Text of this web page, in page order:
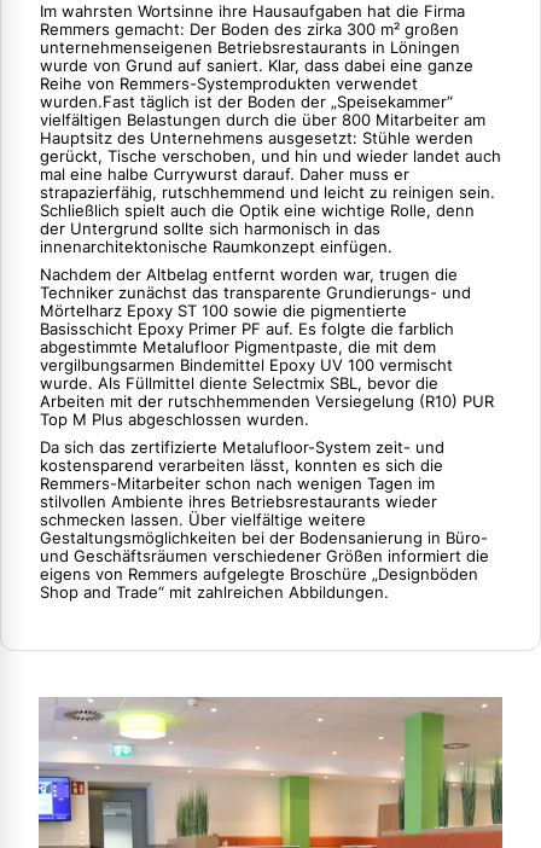
Im wahrsten Wortsinne ihre Hausaufgaben hat die Firma
Remmers gemacht: Der Boden des zirka 300 m² großen
unternehmenseigenen Betriebsrestaurants in Löningen
wurde von Grund auf saniert. Klar, dass dabei eine ganze
Reihe von Remmers-Systemprodukten verwendet
wurden.Fast täglich ist der Boden der „Speisekammer“
vielfältigen Belastungen durch die über 800 Mitarbeiter am
Hauptsitz des Unternehmens ausgesetzt: Stühle werden
gerückt, Tische verschoben, und hin und wieder landet auch
mal eine halbe Currywurst darauf. Daher muss er
strapazierfähig, rutschhemmend und leicht zu reinigen sein.
Schließlich spielt auch die Optik eine wichtige Rolle, denn
der Untergrund sollte sich harmonisch in das
innenarchitektonische Raumkonzept einfügen.
Nachdem der Altbelag entfernt worden war, trugen die
Techniker zunächst das transparente Grundierungs- und
Mörtelharz Epoxy ST 100 sowie die pigmentierte
Basisschicht Epoxy Primer PF auf. Es folgte die farblich
abgestimmte Metalufloor Pigmentpaste, die mit dem
vergilbungsarmen Bindemittel Epoxy UV 100 vermischt
wurde. Als Füllmittel diente Selectmix SBL, bevor die
Arbeiten mit der rutschhemmenden Versiegelung (R10) PUR
Top M Plus abgeschlossen wurden.
Da sich das zertifizierte Metalufloor-System zeit- und
kostensparend verarbeiten lässt, konnten es sich die
Remmers-Mitarbeiter schon nach wenigen Tagen im
stilvollen Ambiente ihres Betriebsrestaurants wieder
schmecken lassen. Über vielfältige weitere
Gestaltungsmöglichkeiten bei der Bodensanierung in Büro-
und Geschäftsräumen verschiedener Größen informiert die
eigens von Remmers aufgelegte Broschüre „Designböden
Shop and Trade“ mit zahlreichen Abbildungen.